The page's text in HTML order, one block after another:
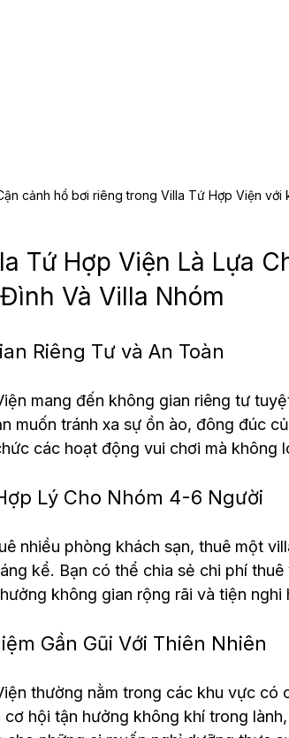
cảnh hồ bơi riêng trong Villa Tứ Hợp Viện với
Tứ Hợp Viện Là Lựa
Và Villa Nhóm
Riêng Tư và An Toàn
mang đến không gian riêng tư
muốn tránh xa sự ồn ào, đông đúc
các hoạt động vui chơi mà không
Lý Cho Nhóm 4-6 Người
nhiều phòng khách sạn, thuê một
kể. Bạn có thể chia sẻ chi phí
không gian rộng rãi và tiện nghi
Gần Gũi Với Thiên Nhiên
thường nằm trong các khu vực có
hội tận hưởng không khí trong